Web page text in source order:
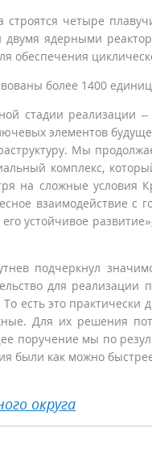
четыре
ядерными
обеспечения
более 1400
стадии
элементов
Мы
комплекс,
на сложные условия
взаимодействие с
устойчивое
подчеркнул
для
есть это
Для их решения
поручение мы по
были как можно
округа